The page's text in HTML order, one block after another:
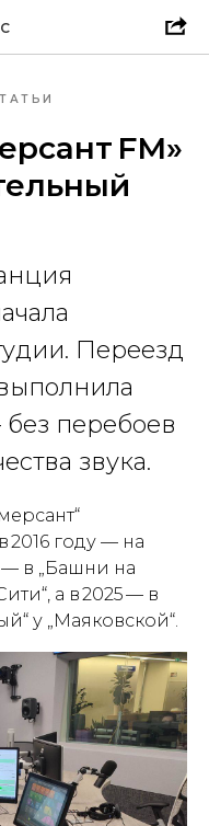
FM»
Переезд
перебоев
звука.
2016 году — на
— в „Башни на
а в 2025 — в
у „Маяковской“.